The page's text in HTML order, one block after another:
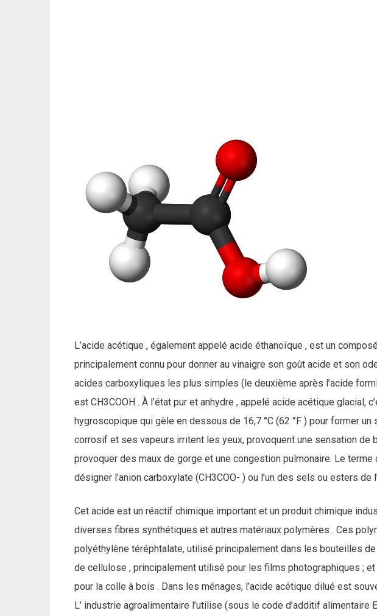
L’acide acétique , également appelé acide éthanoïque , est un
principalement connu pour donner au vinaigre son goût acide et son
acides carboxyliques les plus simples (le deuxième après l’acide
est CH3COOH . À l’état pur et anhydre , appelé acide acétique glacial,
hygroscopique qui gèle en dessous de 16,7 °C (62 °F ) pour former
corrosif et ses vapeurs irritent les yeux, provoquent une sensation de
provoquer des maux de gorge et une congestion pulmonaire. Le
désigner l’anion carboxylate (CH3COO- ) ou l’un des sels ou esters de
Cet acide est un réactif chimique important et un produit chimique
diverses fibres synthétiques et autres matériaux polymères . Ces
polyéthylène téréphtalate, utilisé principalement dans les bouteilles
de cellulose , principalement utilisé pour les films photographiques ;
pour la colle à bois . Dans les ménages, l’acide acétique dilué est
L’ industrie agroalimentaire l’utilise (sous le code d’additif alimentaire